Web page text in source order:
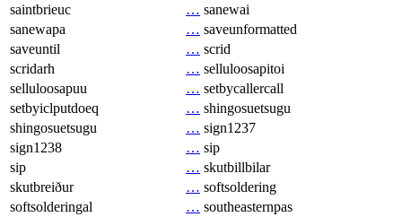
saintbrieuc
… sanewai
sanewapa
… saveunformatted
saveuntil
… scrid
scridarh
… selluloosapitoi
selluloosapuu
… setbycallercall
setbyiclputdoeq
… shingosuetsugu
shingosuetsugu
… sign1237
sign1238
… sip
sip
… skutbillbilar
skutbreiður
… softsoldering
softsolderingal
… southeasternpas